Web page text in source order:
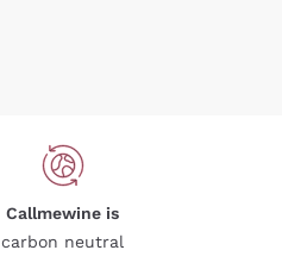
Callmewine is
carbon neutral